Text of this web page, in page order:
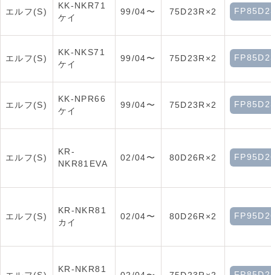
エルフ(S)
KK-NKR71
ケイ
99/04〜 75D23R×2
エルフ(S)
KK-NKS71
ケイ
99/04〜 75D23R×2
エルフ(S)
KK-NPR66
ケイ
99/04〜 75D23R×2
エルフ(S)
KR-
NKR81EVA
02/04〜 80D26R×2
エルフ(S)
KR-NKR81
カイ
02/04〜 80D26R×2
KR-NKR81